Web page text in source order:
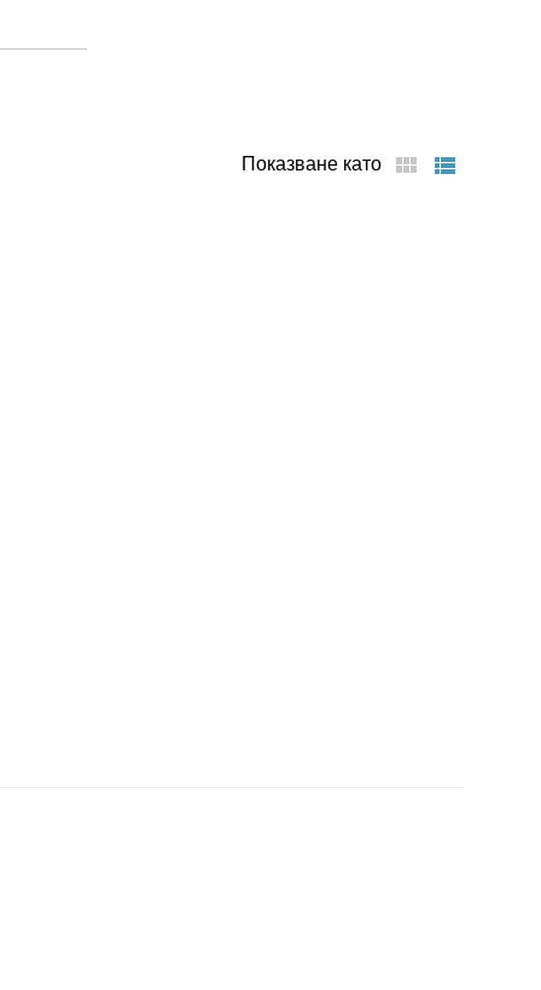
Показване като